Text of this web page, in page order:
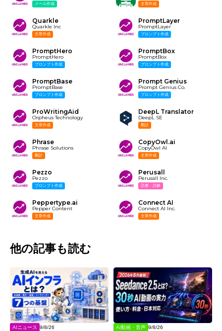
メール作成 文章作成
Quarkle
Quarkle Inc
文章作成
PromptLayer
PromptLayer
プロンプト作成
PromptHero
PromptHero
プロンプト作成
PromptBox
PromptBox
プロンプト作成
PromptBase
PromptBase
プロンプト作成
Prompt Genius
Prompt Genius Co.
プロンプト作成
ProWritingAid
Orpheus Technology
文章作成
DeepL Translator
DeepL SE
翻訳
Phrase
Phrase Solutions
翻訳
CopyOwl.ai
CopyOwl AI
文章作成
Pezzo
Pezzo
プロンプト作成
Perusall
Perusall Inc.
読書・読解
Peppertype.ai
Pepper Content
文章作成
Connect AI
Connect AI Inc.
文章作成
他の記事も読む
AIニュース 9/8/26 AI動画・音声 9/8/26